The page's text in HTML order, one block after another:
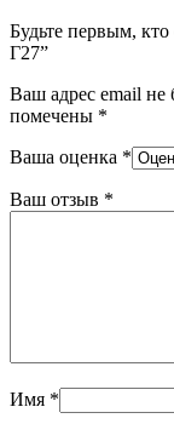
Будьте первым,
Г27”
Ваш адрес email не
помечены *
Ваша оценка *
Ваш отзыв *
Имя *